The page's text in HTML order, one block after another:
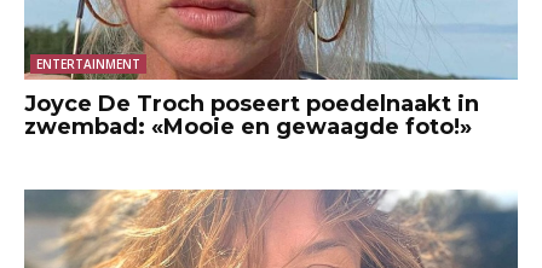
ENTERTAINMENT
Joyce De Troch poseert poedelnaakt in
zwembad: «Mooie en gewaagde foto!»